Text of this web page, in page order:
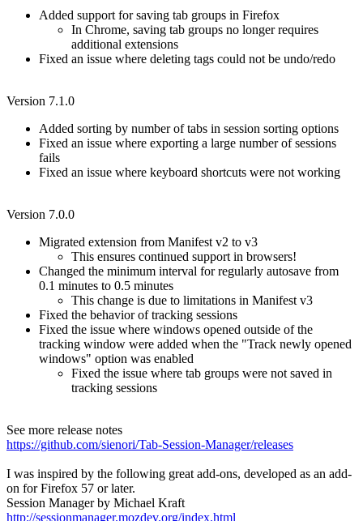
Added support for saving tab groups in Firefox
In Chrome, saving tab groups no longer requires
additional extensions
Fixed an issue where deleting tags could not be undo/redo
Version 7.1.0
Added sorting by number of tabs in session sorting options
Fixed an issue where exporting a large number of sessions
fails
Fixed an issue where keyboard shortcuts were not working
Version 7.0.0
Migrated extension from Manifest v2 to v3
This ensures continued support in browsers!
Changed the minimum interval for regularly autosave from
0.1 minutes to 0.5 minutes
This change is due to limitations in Manifest v3
Fixed the behavior of tracking sessions
Fixed the issue where windows opened outside of the
tracking window were added when the "Track newly opened
windows" option was enabled
Fixed the issue where tab groups were not saved in
tracking sessions
See more release notes
https://github.com/sienori/Tab-Session-Manager/releases
I was inspired by the following great add-ons, developed as an add-
on for Firefox 57 or later.
Session Manager by Michael Kraft
http://sessionmanager.mozdev.org/index.html